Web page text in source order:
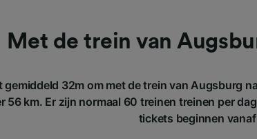
Met de trein van
gemiddeld 32m om met de trein van Augsburg
56 km. Er zijn normaal 60 treinen treinen per
tickets beginnen